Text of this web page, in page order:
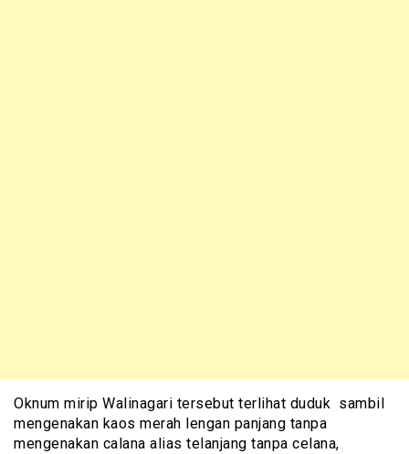
Oknum mirip Walinagari tersebut terlihat duduk sambil
mengenakan kaos merah lengan panjang tanpa
mengenakan calana alias telanjang tanpa celana,